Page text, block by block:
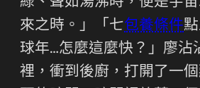
綠、聲如湯沸時，便是宇
來之時。」「七包養條件
球年…怎麼這麼快？」廖沾
裡，衝到後廚，打開了一